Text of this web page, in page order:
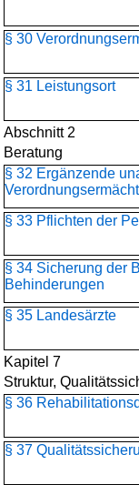
§ 30
§ 31 Leistungsort
Abschnitt 2
Beratung
§ 32 Ergänzende
§ 33 Pflichten der
§ 34 Sicherung der
Behinderungen
§ 35 Landesärzte
Kapitel 7
Struktur,
§ 36
§ 37